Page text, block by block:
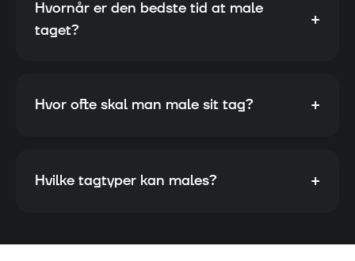
Hvornår er den bedste tid at male
taget?
+
Hvor ofte skal man male sit tag? +
Hvilke tagtyper kan males? +